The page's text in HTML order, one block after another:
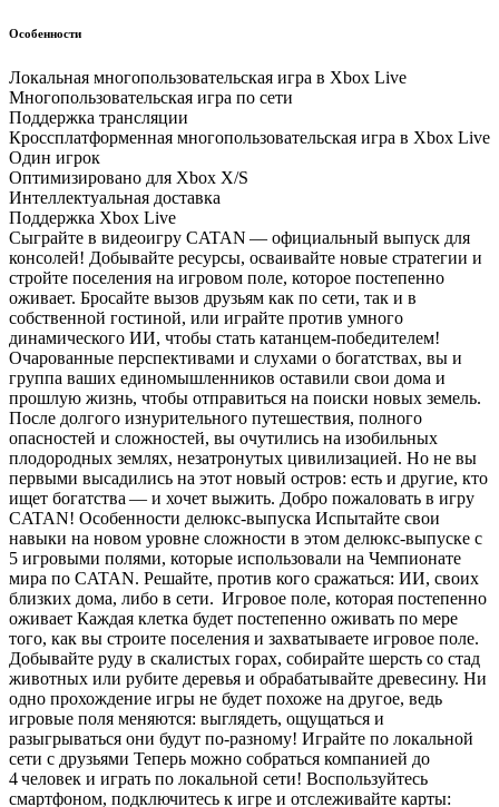
Особенности
Локальная многопользовательская игра в Xbox Live
Многопользовательская игра по сети
Поддержка трансляции
Кроссплатформенная многопользовательская игра в Xbox Live
Один игрок
Оптимизировано для Xbox X/S
Интеллектуальная доставка
Поддержка Xbox Live
Сыграйте в видеоигру CATAN — официальный выпуск для
консолей! Добывайте ресурсы, осваивайте новые стратегии и
стройте поселения на игровом поле, которое постепенно
оживает. Бросайте вызов друзьям как по сети, так и в
собственной гостиной, или играйте против умного
динамического ИИ, чтобы стать катанцем-победителем!
Очарованные перспективами и слухами о богатствах, вы и
группа ваших единомышленников оставили свои дома и
прошлую жизнь, чтобы отправиться на поиски новых земель.
После долгого изнурительного путешествия, полного
опасностей и сложностей, вы очутились на изобильных
плодородных землях, незатронутых цивилизацией. Но не вы
первыми высадились на этот новый остров: есть и другие, кто
ищет богатства — и хочет выжить. Добро пожаловать в игру
CATAN! Особенности делюкс-выпуска Испытайте свои
навыки на новом уровне сложности в этом делюкс-выпуске с
5 игровыми полями, которые использовали на Чемпионате
мира по CATAN. Решайте, против кого сражаться: ИИ, своих
близких дома, либо в сети. Игровое поле, которая постепенно
оживает Каждая клетка будет постепенно оживать по мере
того, как вы строите поселения и захватываете игровое поле.
Добывайте руду в скалистых горах, собирайте шерсть со стад
животных или рубите деревья и обрабатывайте древесину. Ни
одно прохождение игры не будет похоже на другое, ведь
игровые поля меняются: выглядеть, ощущаться и
разыгрываться они будут по-разному! Играйте по локальной
сети с друзьями Теперь можно собраться компанией до
4 человек и играть по локальной сети! Воспользуйтесь
смартфоном, подключитесь к игре и отслеживайте карты: